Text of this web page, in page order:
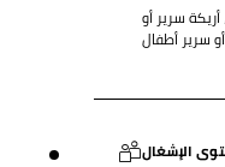
سرير أو
سرير أطفال
الإشغال